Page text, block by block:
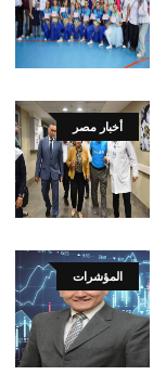
أخبار مصر
المؤشرات